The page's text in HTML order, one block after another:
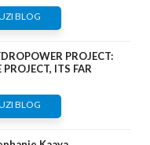
BLOG
PROJECT:
ITS FAR
BLOG